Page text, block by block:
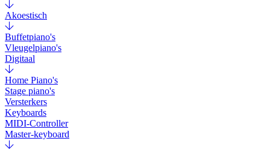
Akoestisch
Buffetpiano's
Vleugelpiano's
Digitaal
Home Piano's
Stage piano's
Versterkers
Keyboards
MIDI-Controller
Master-keyboard